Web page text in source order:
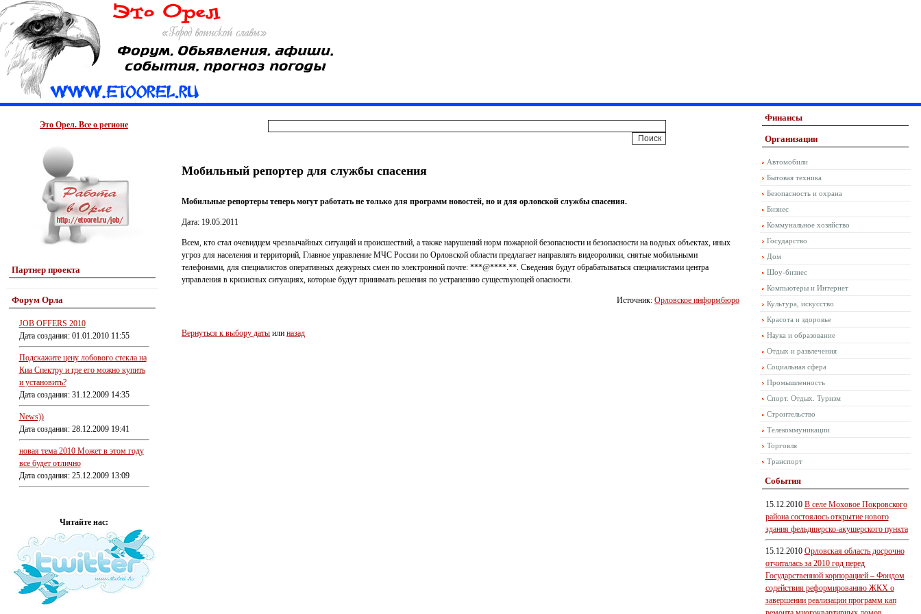
Это Орел. Все о регионе
Партнер проекта
Форум Орла
JOB OFFERS 2010
Дата создания: 01.01.2010 11:55
Подскажите цену лобового стекла на
Киа Спектру и где его можно купить
и установить?
Дата создания: 31.12.2009 14:35
News))
Дата создания: 28.12.2009 19:41
новая тема 2010 Может в этом году
все будет отлично
Дата создания: 25.12.2009 13:09
Читайте нас:
Мобильный репортер для службы спасения
Мобильные репортеры теперь могут работать не только для программ новостей, но и для орловской службы спасения.
Дата: 19.05.2011
Всем, кто стал очевидцем чрезвычайных ситуаций и происшествий, а также нарушений норм пожарной безопасности и безопасности на водных объектах, иных
угроз для населения и территорий, Главное управление МЧС России по Орловской области предлагает направлять видеоролики, снятые мобильными
телефонами, для специалистов оперативных дежурных смен по электронной почте: ***@****.**. Сведения будут обрабатываться специалистами центра
управления в кризисных ситуациях, которые будут принимать решения по устранению существующей опасности.
Источник: Орловское информбюро
Вернуться к выбору даты или назад
Финансы
Организации
Автомобили
Бытовая техника
Безопасность и охрана
Бизнес
Коммунальное хозяйство
Государство
Дом
Шоу-бизнес
Компьютеры и Интернет
Культура, искусство
Красота и здоровье
Наука и образование
Отдых и развлечения
Социальная сфера
Промышленность
Спорт. Отдых. Туризм
Строительство
Телекоммуникации
Торговля
Транспорт
События
15.12.2010 В селе Моховое Покровского
района состоялось открытие нового
здания фельдшерско-акушерского пункта
15.12.2010 Орловская область досрочно
отчиталась за 2010 год перед
Государственной корпорацией – Фондом
содействия реформированию ЖКХ о
завершении реализации программ кап